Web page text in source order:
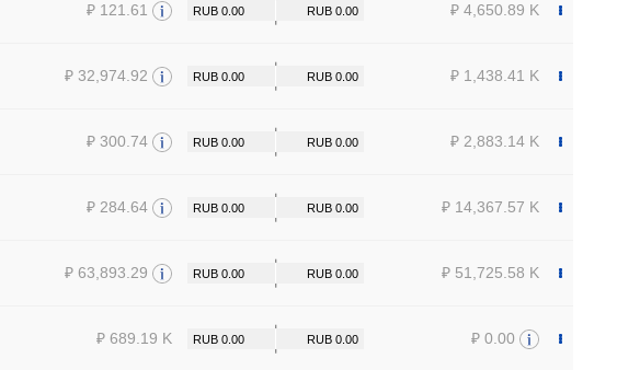
₽ 121.61 ₽ 4,650.89 K
₽ 32,974.92 ₽ 1,438.41 K
₽ 300.74 ₽ 2,883.14 K
₽ 284.64 ₽ 14,367.57 K
₽ 63,893.29 ₽ 51,725.58 K
₽ 689.19 K ₽ 0.00